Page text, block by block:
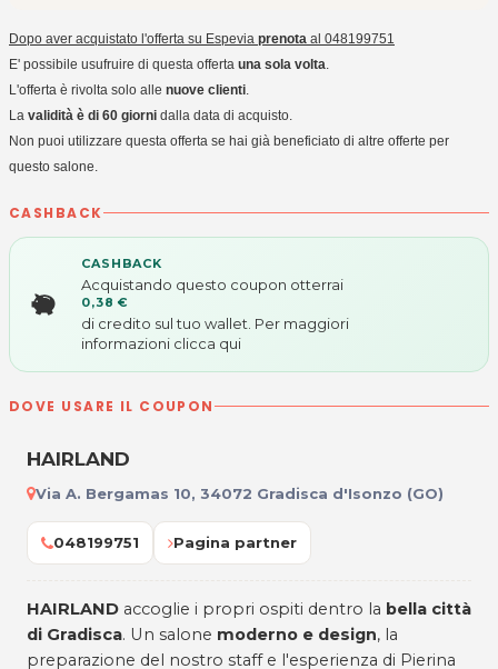
Dopo aver acquistato l'offerta su Espevia prenota al 048199751
E' possibile usufruire di questa offerta una sola volta
L'offerta è rivolta solo alle nuove clienti
La validità è di 60 giorni dalla data di acquisto.
Non puoi utilizzare questa offerta se hai già beneficiato di altre offerte per
questo salone.
CASHBACK
CASHBACK
Acquistando questo coupon otterrai
0,38 €
di credito sul tuo wallet. Per maggiori
informazioni clicca qui
DOVE USARE IL COUPON
HAIRLAND
Via A. Bergamas 10, 34072 Gradisca d'Isonzo (GO)
048199751 Pagina partner
HAIRLAND accoglie i propri ospiti dentro la bella città
di Gradisca. Un salone moderno e design, la
preparazione del nostro staff e l'esperienza di Pierina